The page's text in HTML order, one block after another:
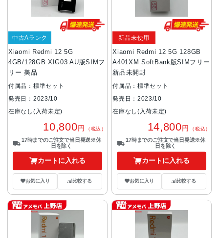
Xiaomi Redmi 12 5G
4GB/128GB XIG03 AU版SIMフ
リー 美品
中古Aランク
付属品：標準セット
発売日：2023/10
在庫なし(入荷未定)
10,800円 （税込）
17時までのご注文で当日発送※休
日を除く
カートに入れる
お気に入り 比較する
Xiaomi Redmi 12 5G 128GB
A401XM SoftBank版SIMフリー
新品未開封
新品未使用
付属品：標準セット
発売日：2023/10
在庫なし(入荷未定)
14,800円 （税込）
17時までのご注文で当日発送※休
日を除く
カートに入れる
お気に入り 比較する